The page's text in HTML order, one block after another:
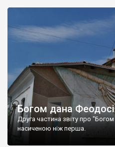
Богом дана
Друга частина звіту про
насиченою ніж перша.